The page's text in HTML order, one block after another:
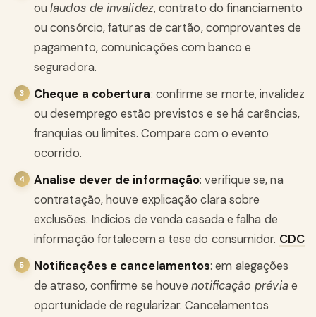
oulaudos de invalidez, contrato do financiamento
ou consórcio, faturas de cartão, comprovantes de
pagamento, comunicações com banco e
seguradora.
Cheque a cobertura: confirme se morte, invalidez
ou desemprego estão previstos e se há carências,
franquias ou limites. Compare com o evento
ocorrido.
Analise dever de informação: verifique se, na
contratação, houve explicação clara sobre
exclusões. Indícios de venda casada e falha de
informação fortalecem a tese do consumidor. CDC
Notificações e cancelamentos: em alegações
de atraso, confirme se houvenotificação préviae
oportunidade de regularizar. Cancelamentos